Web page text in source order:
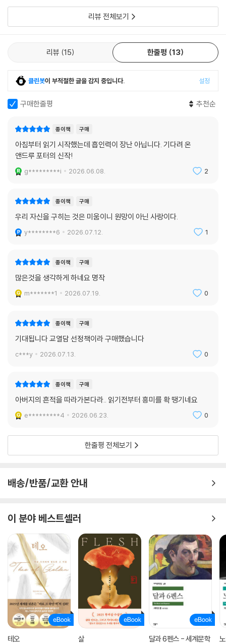
덧없고 불가해한 생 한가운데 선 스티븐은 빛바랜 기억들을 새로운 눈으로
바라보게 된다. 그리고 마침내 “종착점도 시작점도 아닌, 상상도 하지 못했
던 이상한 우회로에 도착한 기분”으로 어렵사리 발을 뗀다. 과거를 뒤로하
고 비로소 앞으로, 지금 이 순간 눈앞에 펼쳐진 풍경 속으로, 다른 누구도
아닌 자신의 삶 쪽으로.
이제 우리 주위의 모든 것이 금빛으로 빛났고 세상은 돌연 고요해졌다. _4
리뷰 전체보기
리뷰 15 한줄평 13
클린봇이 부적절한 글을 감지 중입니다. 설정
구매한줄평 추천순
종이책 구매
아침부터 읽기 시작했는데 흡인력이 장난 아닙니다. 기다려 온
앤드루 포터의 신작!
g*********i 2026.06.08. 2
종이책 구매
우리 자신을 구히는 것은 미움이니 원망이 아닌 사랑이다.
y********6 2026.07.12. 1
종이책 구매
많은것을 생각하게 하네요 명작
m*******1 2026.07.19. 0
종이책 구매
기대됩니다 교열담 선정책이라 구매했습니다
c***y 2026.07.13. 0
종이책 구매
아버지의 흔적을 따라가본다라.. 읽기전부터 흥미를 확 땡기네요
e*********4 2026.06.23. 0
한줄평 전체보기
배송/반품/교환 안내
이 분야 베스트셀러
테오 살
달과 6펜스 - 세계문학